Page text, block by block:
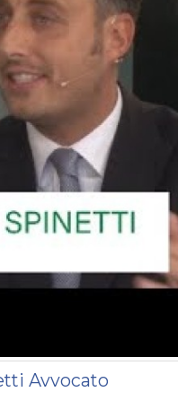
Avvocato